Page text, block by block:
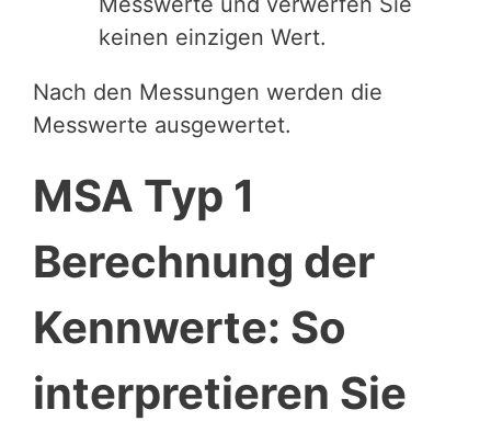
keinen einzigen Wert.
Nach den Messungen werden die
Messwerte ausgewertet.
MSA Typ 1
Berechnung der
Kennwerte: So
interpretieren Sie